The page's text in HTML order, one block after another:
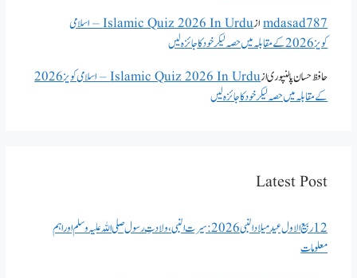
mdasad787از
Islamic Quiz 2026 In Urdu – اسلامی
کویز 2026 کے مقابلہ میں حصہ لیکر خود کا جائزہ لیں
حافظ حسان پالنپوریاز
Islamic Quiz 2026 In Urdu – اسلامی کویز 2026
کے مقابلہ میں حصہ لیکر خود کا جائزہ لیں
Latest Post
12 ربیع الاول عید میلاد النبی 2026: سیرت النبی، ولادتِ رسول صلی اللہ علیہ وسلم اور اہم
معلومات